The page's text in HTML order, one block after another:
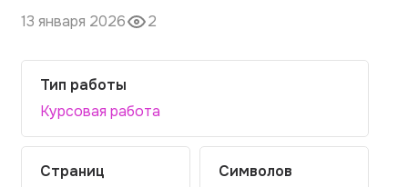
13 января 2026 2
Тип работы
Курсовая работа
Страниц
Символов